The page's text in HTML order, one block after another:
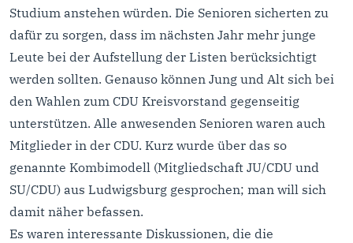
Studium anstehen würden. Die Senioren sicherten zu
dafür zu sorgen, dass im nächsten Jahr mehr junge
Leute bei der Aufstellung der Listen berücksichtigt
werden sollten. Genauso können Jung und Alt sich bei
den Wahlen zum CDU Kreisvorstand gegenseitig
unterstützen. Alle anwesenden Senioren waren auch
Mitglieder in der CDU. Kurz wurde über das so
genannte Kombimodell (Mitgliedschaft JU/CDU und
SU/CDU) aus Ludwigsburg gesprochen; man will sich
damit näher befassen.
Es waren interessante Diskussionen, die die